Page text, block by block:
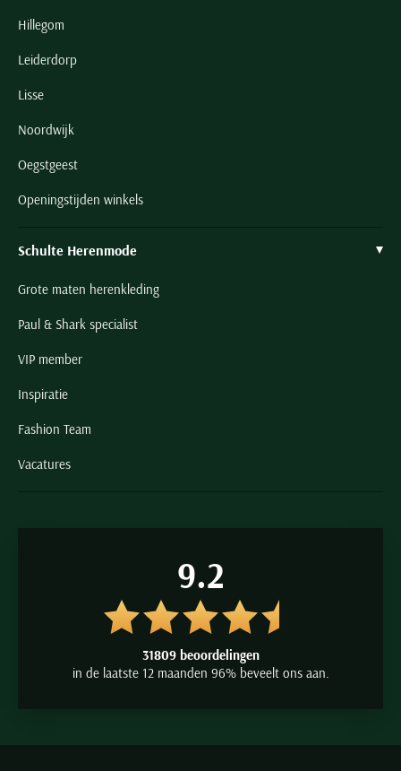
Hillegom
Leiderdorp
Lisse
Noordwijk
Oegstgeest
Openingstijden winkels
Schulte Herenmode
Grote maten herenkleding
Paul & Shark specialist
VIP member
Inspiratie
Fashion Team
Vacatures
9.2
31809 beoordelingen
in de laatste 12 maanden 96% beveelt ons aan.